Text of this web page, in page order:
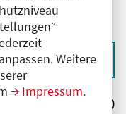
Weitere
Impressum.
neu laden
Ergebnisse: 0